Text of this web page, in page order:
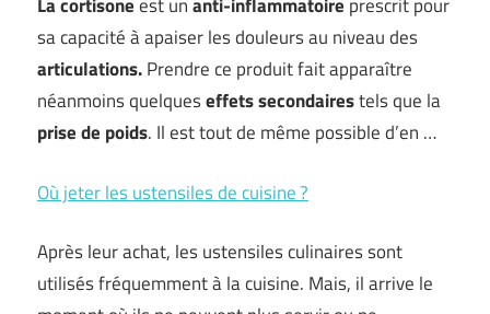
sa capacité à apaiser les douleurs au niveau des
articulations.Prendre ce produit fait apparaître
néanmoins quelqueseffets secondairestels que la
prise de poids. Il est tout de même possible d’en …
Où jeter les ustensiles de cuisine ?
Après leur achat, les ustensiles culinaires sont
utilisés fréquemment à la cuisine. Mais, il arrive le